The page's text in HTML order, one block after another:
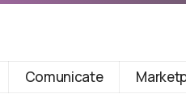
Comunicate